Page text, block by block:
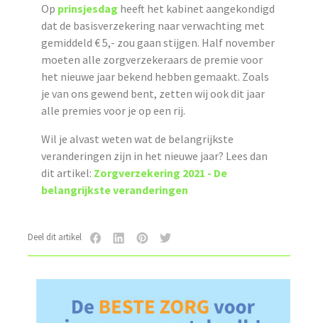
Op prinsjesdag heeft het kabinet aangekondigd
dat de basisverzekering naar verwachting met
gemiddeld € 5,- zou gaan stijgen. Half november
moeten alle zorgverzekeraars de premie voor
het nieuwe jaar bekend hebben gemaakt. Zoals
je van ons gewend bent, zetten wij ook dit jaar
alle premies voor je op een rij.
Wil je alvast weten wat de belangrijkste
veranderingen zijn in het nieuwe jaar? Lees dan
dit artikel: Zorgverzekering 2021 - De
belangrijkste veranderingen
Deel dit artikel